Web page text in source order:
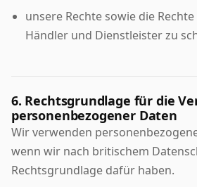
unsere Rechte sowie die
Händler und Dienstleister zu
6. Rechtsgrundlage für die
personenbezogener Daten
Wir verwenden
wenn wir nach britischem
Rechtsgrundlage dafür haben.